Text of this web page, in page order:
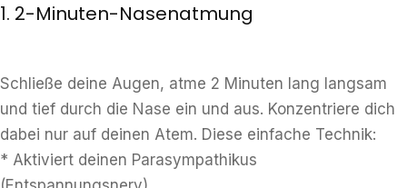
1. 2-Minuten-Nasenatmung
Schließe deine Augen, atme 2 Minuten lang langsam
und tief durch die Nase ein und aus. Konzentriere dich
dabei nur auf deinen Atem. Diese einfache Technik:
* Aktiviert deinen Parasympathikus